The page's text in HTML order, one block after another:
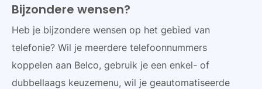
Bijzondere wensen?
Heb je bijzondere wensen op het gebied van
telefonie? Wil je meerdere telefoonnummers
koppelen aan Belco, gebruik je een enkel- of
dubbellaags keuzemenu, wil je geautomatiseerde